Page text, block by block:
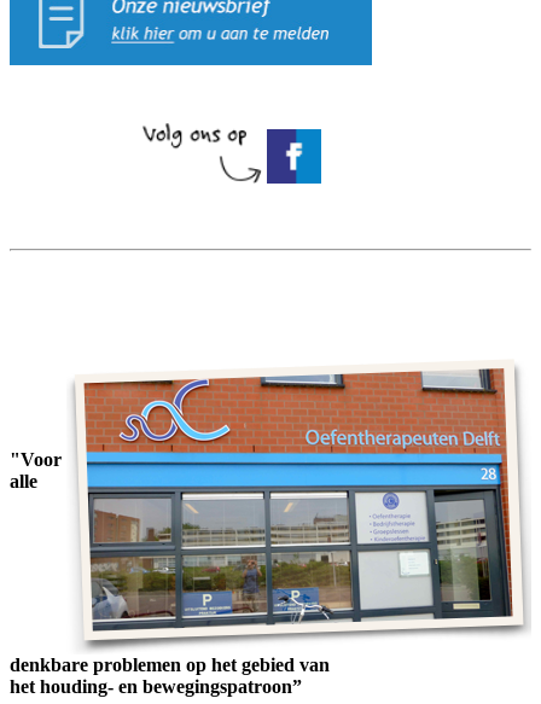
"Voor
alle
denkbare problemen op het gebied van
het houding- en bewegingspatroon”